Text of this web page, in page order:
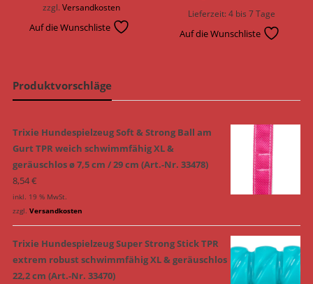
zzgl.Versandkosten
Auf die Wunschliste
Lieferzeit:4 bis 7 Tage
Auf die Wunschliste
Produktvorschläge
Trixie Hundespielzeug Soft & Strong Ball am
Gurt TPR weich schwimmfähig XL &
geräuschlos ø 7,5 cm / 29 cm (Art.-Nr. 33478)
8,54€
inkl. 19 % MwSt.
zzgl. Versandkosten
Trixie Hundespielzeug Super Strong Stick TPR
extrem robust schwimmfähig XL & geräuschlos
22,2 cm (Art.-Nr. 33470)